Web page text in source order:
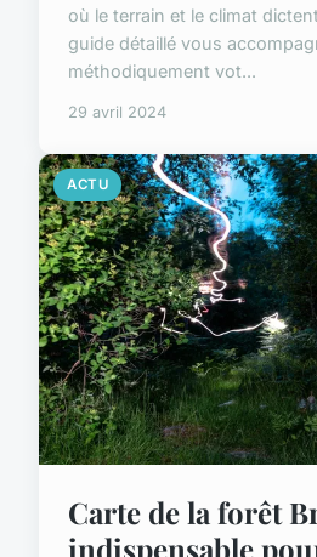
où le terrain et le climat
guide détaillé vous
méthodiquement vot...
29 avril 2024
ACTU
Carte de la forêt
indispensable